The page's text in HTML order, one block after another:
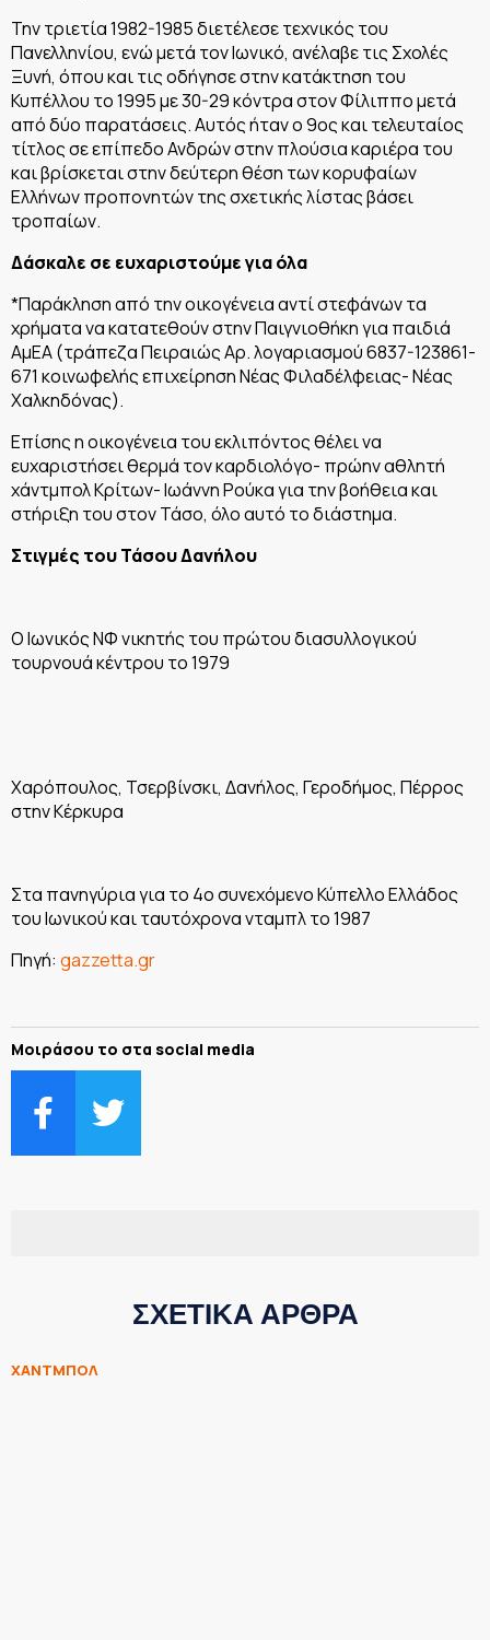
Την τριετία 1982-1985 διετέλεσε τεχνικός του
Πανελληνίου, ενώ μετά τον Ιωνικό, ανέλαβε τις Σχολές
Ξυνή, όπου και τις οδήγησε στην κατάκτηση του
Κυπέλλου το 1995 με 30-29 κόντρα στον Φίλιππο μετά
από δύο παρατάσεις. Αυτός ήταν ο 9ος και τελευταίος
τίτλος σε επίπεδο Ανδρών στην πλούσια καριέρα του
και βρίσκεται στην δεύτερη θέση των κορυφαίων
Ελλήνων προπονητών της σχετικής λίστας βάσει
τροπαίων.
Δάσκαλε σε ευχαριστούμε για όλα
*Παράκληση από την οικογένεια αντί στεφάνων τα
χρήματα να κατατεθούν στην Παιγνιοθήκη για παιδιά
ΑμΕΑ (τράπεζα Πειραιώς Αρ. λογαριασμού 6837-123861-
671 κοινωφελής επιχείρηση Νέας Φιλαδέλφειας- Νέας
Χαλκηδόνας).
Επίσης η οικογένεια του εκλιπόντος θέλει να
ευχαριστήσει θερμά τον καρδιολόγο- πρώην αθλητή
χάντμπολ Κρίτων- Ιωάννη Ρούκα για την βοήθεια και
στήριξη του στον Τάσο, όλο αυτό το διάστημα.
Στιγμές του Τάσου Δανήλου
Ο Ιωνικός ΝΦ νικητής του πρώτου διασυλλογικού
τουρνουά κέντρου το 1979
Χαρόπουλος, Τσερβίνσκι, Δανήλος, Γεροδήμος, Πέρρος
στην Κέρκυρα
Στα πανηγύρια για το 4ο συνεχόμενο Κύπελλο Ελλάδος
του Ιωνικού και ταυτόχρονα νταμπλ το 1987
Πηγή: gazzetta.gr
Μοιράσου το στα social media
ΣΧΕΤΙΚΑ ΑΡΘΡΑ
ΧΑΝΤΜΠΟΛ